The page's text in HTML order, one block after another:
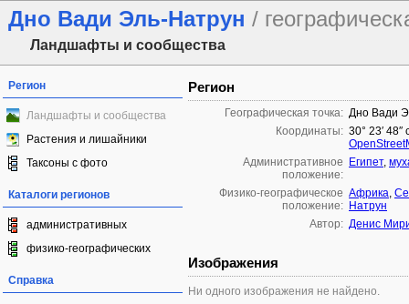
Дно Вади Эль-Натрун /
Ландшафты и сообщества
Регион
Ландшафты и сообщества
Растения и лишайники
Таксоны с фото
Каталоги регионов
административных
физико-географических
Справка
Регион
Географическая точка: Дно Вади
Координаты: 30° 23′
Административное
положение:
Египет,
Физико-географическое
положение:
Африка,
Натрун
Автор: Денис
Изображения
Ни одного изображения не найдено.